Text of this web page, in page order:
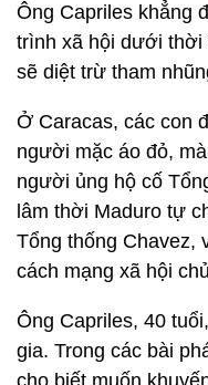
Ông Capriles khẳng
trình xã hội dưới thời
sẽ diệt trừ tham
Ở Caracas, các con
người mặc áo đỏ,
người ủng hộ cố
lâm thời Maduro tự
Tổng thống Chavez,
cách mạng xã hội
Ông Capriles, 40
gia. Trong các bài
cho biết muốn